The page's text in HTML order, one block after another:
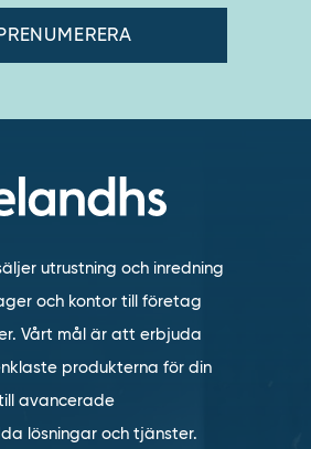
utrustning och inredning
och kontor till företag
Vårt mål är att erbjuda
produkterna för din
avancerade
lösningar och tjänster.